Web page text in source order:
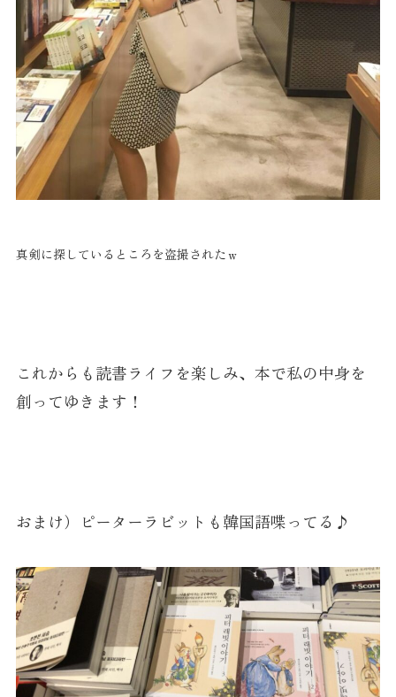
真剣に探しているところを盗撮されたｗ
これからも読書ライフを楽しみ、本で私の中身を
創ってゆきます！
おまけ）ピーターラビットも韓国語喋ってる♪